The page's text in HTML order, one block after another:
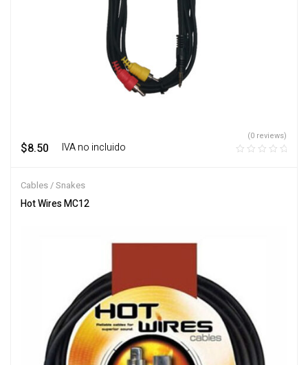
$8.50 ‎ ‎ ‎ IVA no incluido
(0 reviews)
Cables / Snakes
Hot Wires MC12